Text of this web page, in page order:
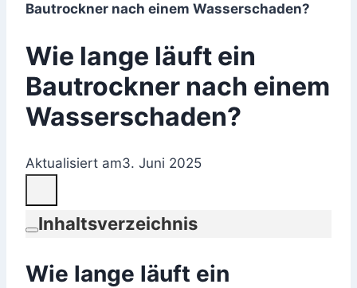
Bautrockner nach einem Wasserschaden?
Wie lange läuft ein
Bautrockner nach einem
Wasserschaden?
Aktualisiert am3. Juni 2025
Inhaltsverzeichnis
Wie lange läuft ein